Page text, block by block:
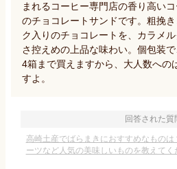
まれるコーヒー専門店の香り高い
のチョコレートサンドです。粗挽
ク入りのチョコレートを、カラメ
さ控えめの上品な味わい。個包装
4箱まで買えますから、大人数への
すよ。
回答された質
高崎土産でばらまきにおすすめなもの
ーツなど人気の美味しいものを教えてく